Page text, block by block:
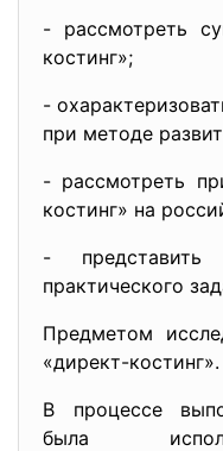
- рассмотреть
костинг»;
-
при методе
- рассмотреть
костинг» на
-
практического
Предметом
«директ-костинг».
В процессе
была